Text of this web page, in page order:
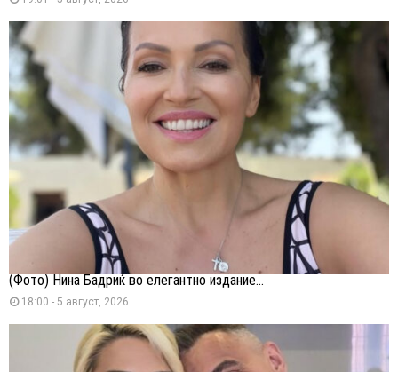
(Фото) Нина Бадриќ во елегантно издание...
18:00 - 5 август, 2026